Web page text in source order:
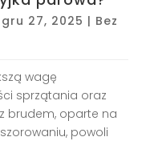
gru 27, 2025 | Bez
wagę
sprzątania oraz
brudem, oparte na
powoli